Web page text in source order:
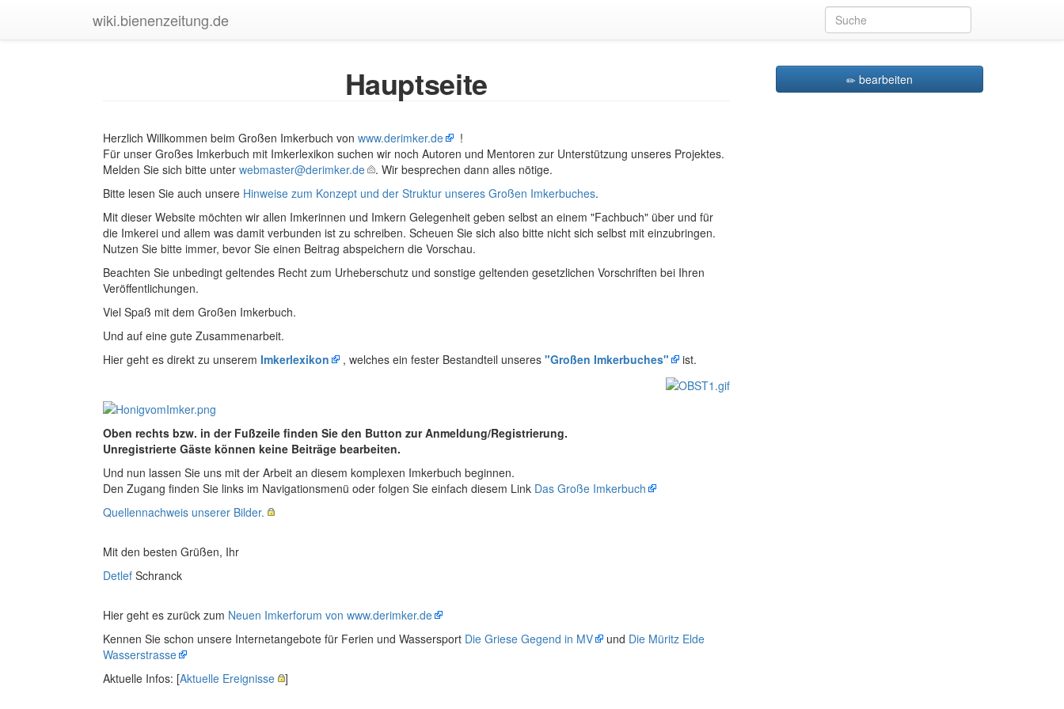
wiki.bienenzeitung.de
Hauptseite
Herzlich Willkommen beim Großen Imkerbuch von www.derimker.de
!
Für unser Großes Imkerbuch mit Imkerlexikon suchen wir noch Autoren und Mentoren zur Unterstützung unseres Projektes.
Melden Sie sich bitte unter webmaster@derimker.de
. Wir besprechen dann alles nötige.
Bitte lesen Sie auch unsere Hinweise zum Konzept und der Struktur unseres Großen Imkerbuches.
Mit dieser Website möchten wir allen Imkerinnen und Imkern Gelegenheit geben selbst an einem "Fachbuch" über und für
die Imkerei und allem was damit verbunden ist zu schreiben. Scheuen Sie sich also bitte nicht sich selbst mit einzubringen.
Nutzen Sie bitte immer, bevor Sie einen Beitrag abspeichern die Vorschau.
Beachten Sie unbedingt geltendes Recht zum Urheberschutz und sonstige geltenden gesetzlichen Vorschriften bei Ihren
Veröffentlichungen.
Viel Spaß mit dem Großen Imkerbuch.
Und auf eine gute Zusammenarbeit.
Hier geht es direkt zu unserem Imkerlexikon , welches ein fester Bestandteil unseres "Großen Imkerbuches" ist.
Oben rechts bzw. in der Fußzeile finden Sie den Button zur Anmeldung/Registrierung.
Unregistrierte Gäste können keine Beiträge bearbeiten.
Und nun lassen Sie uns mit der Arbeit an diesem komplexen Imkerbuch beginnen.
Den Zugang finden Sie links im Navigationsmenü oder folgen Sie einfach diesem Link Das Große Imkerbuch
Quellennachweis unserer Bilder.
Mit den besten Grüßen, Ihr
Detlef Schranck
Hier geht es zurück zum Neuen Imkerforum von www.derimker.de
Kennen Sie schon unsere Internetangebote für Ferien und Wassersport Die Griese Gegend in MV und Die Müritz Elde
Wasserstrasse
Aktuelle Infos: [Aktuelle Ereignisse ]
bearbeiten